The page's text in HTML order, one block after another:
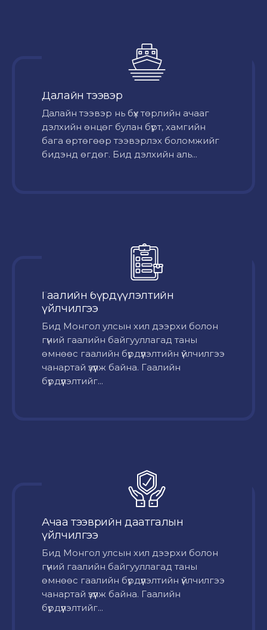
Далайн тээвэр
Далайн тээвэр нь бүх төрлийн ачааг
дэлхийн өнцөг булан бүрт, хамгийн
бага өртөгөөр тээвэрлэх боломжийг
бидэнд өгдөг. Бид дэлхийн аль...
Гаалийн бүрдүүлэлтийн
үйлчилгээ
Бид Монгол улсын хил дээрхи болон
гүний гаалийн байгууллагад таны
өмнөөс гаалийн бүрдүүлэлтийн үйлчилгээ
чанартай үзүүлж байна. Гаалийн
бүрдүүлэлтийг...
Ачаа тээврийн даатгалын
үйлчилгээ
Бид Монгол улсын хил дээрхи болон
гүний гаалийн байгууллагад таны
өмнөөс гаалийн бүрдүүлэлтийн үйлчилгээ
чанартай үзүүлж байна. Гаалийн
бүрдүүлэлтийг...